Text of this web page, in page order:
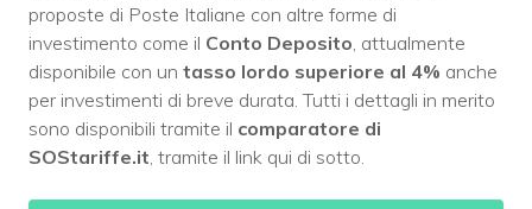
proposte di Poste Italiane con altre forme di
investimento come il Conto Deposito , attualmente
disponibile con un tasso lordo superiore al 4% anche
per investimenti di breve durata. Tutti i dettagli in merito
sono disponibili tramite il comparatore di
SOStariffe.it , tramite il link qui di sotto.